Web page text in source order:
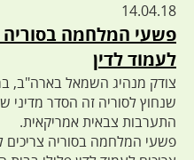
14.04.18
פשעי המלחמה בסוריה
לעמוד לדין
צודק מנהיג השמאל בארה"ב,
שנחוץ לסוריה זה הסדר מדיני
התערבות צבאית אמריקאית.
פשעי המלחמה בסוריה